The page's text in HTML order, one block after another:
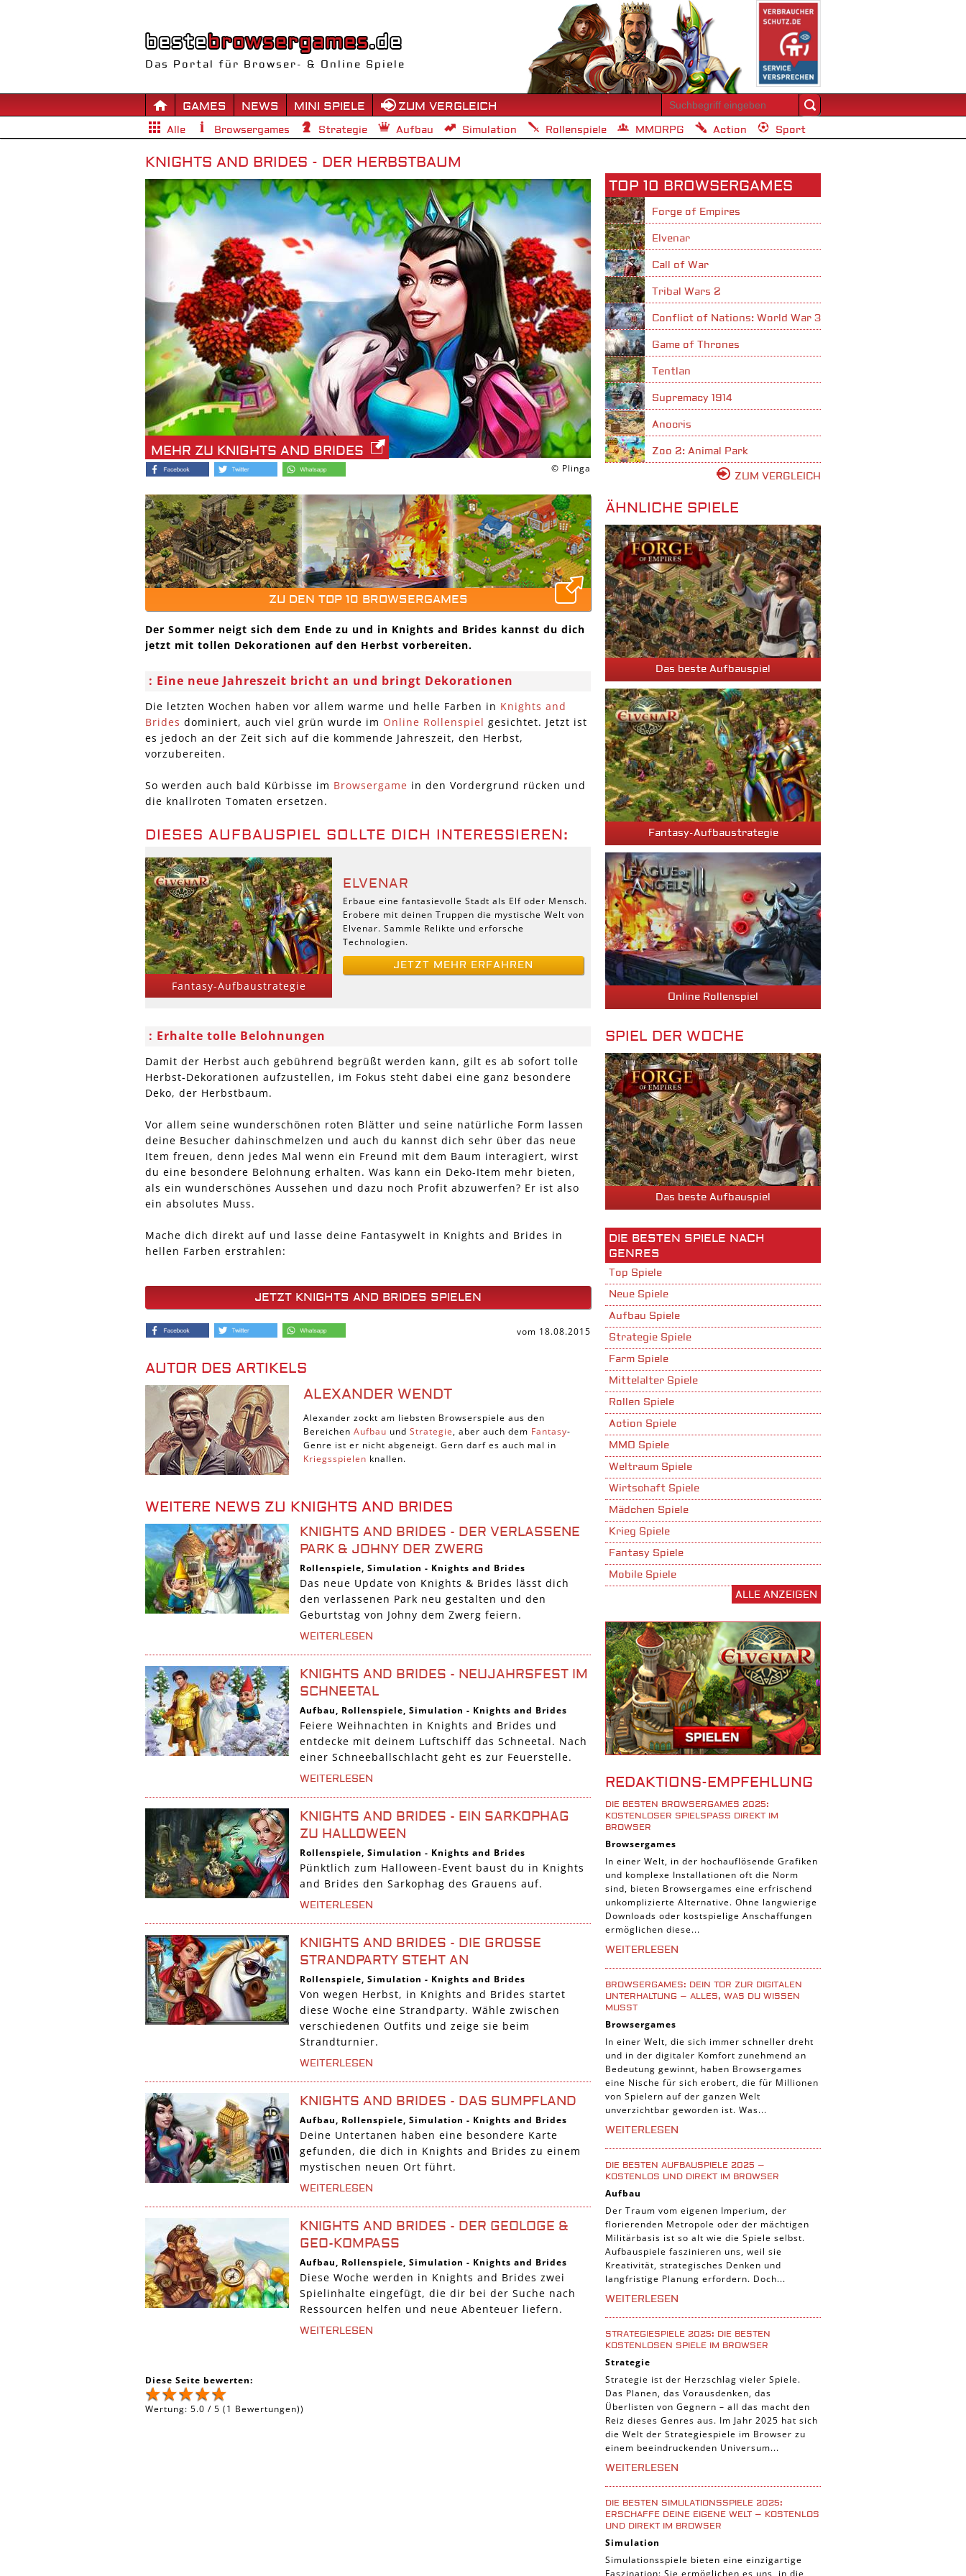
Das Portal für Browser- & Online Spiele
GAMES NEWS MINI SPIELE ZUM VERGLEICH
Alle Browsergames Strategie Aufbau Simulation Rollenspiele MMORPG Action Sport
KNIGHTS AND BRIDES - DER HERBSTBAUM
MEHR ZU KNIGHTS AND BRIDES
© Plinga
ZU DEN TOP 10 BROWSERGAMES
Der Sommer neigt sich dem Ende zu und in Knights and Brides kannst du dich
jetzt mit tollen Dekorationen auf den Herbst vorbereiten.
Eine neue Jahreszeit bricht an und bringt Dekorationen
Die letzten Wochen haben vor allem warme und helle Farben in Knights and
Brides dominiert, auch viel grün wurde im Online Rollenspiel gesichtet. Jetzt ist
es jedoch an der Zeit sich auf die kommende Jahreszeit, den Herbst,
vorzubereiten.
So werden auch bald Kürbisse im Browsergame in den Vordergrund rücken und
die knallroten Tomaten ersetzen.
DIESES AUFBAUSPIEL SOLLTE DICH INTERESSIEREN:
Fantasy-Aufbaustrategie
ELVENAR
Erbaue eine fantasievolle Stadt als Elf oder Mensch.
Erobere mit deinen Truppen die mystische Welt von
Elvenar. Sammle Relikte und erforsche
Technologien.
JETZT MEHR ERFAHREN
Erhalte tolle Belohnungen
Damit der Herbst auch gebührend begrüßt werden kann, gilt es ab sofort tolle
Herbst-Dekorationen aufzustellen, im Fokus steht dabei eine ganz besondere
Deko, der Herbstbaum.
Vor allem seine wunderschönen roten Blätter und seine natürliche Form lassen
deine Besucher dahinschmelzen und auch du kannst dich sehr über das neue
Item freuen, denn jedes Mal wenn ein Freund mit dem Baum interagiert, wirst
du eine besondere Belohnung erhalten. Was kann ein Deko-Item mehr bieten,
als ein wunderschönes Aussehen und dazu noch Profit abzuwerfen? Er ist also
ein absolutes Muss.
Mache dich direkt auf und lasse deine Fantasywelt in Knights and Brides in
hellen Farben erstrahlen:
JETZT KNIGHTS AND BRIDES SPIELEN
vom 18.08.2015
AUTOR DES ARTIKELS
ALEXANDER WENDT
Alexander zockt am liebsten Browserspiele aus den
Bereichen Aufbau und Strategie, aber auch dem Fantasy-
Genre ist er nicht abgeneigt. Gern darf es auch mal in
Kriegsspielen knallen.
WEITERE NEWS ZU KNIGHTS AND BRIDES
KNIGHTS AND BRIDES - DER VERLASSENE
PARK & JOHNY DER ZWERG
Rollenspiele, Simulation - Knights and Brides
Das neue Update von Knights & Brides lässt dich
den verlassenen Park neu gestalten und den
Geburtstag von Johny dem Zwerg feiern.
WEITERLESEN
KNIGHTS AND BRIDES - NEUJAHRSFEST IM
SCHNEETAL
Aufbau, Rollenspiele, Simulation - Knights and Brides
Feiere Weihnachten in Knights and Brides und
entdecke mit deinem Luftschiff das Schneetal. Nach
einer Schneeballschlacht geht es zur Feuerstelle.
WEITERLESEN
KNIGHTS AND BRIDES - EIN SARKOPHAG
ZU HALLOWEEN
Rollenspiele, Simulation - Knights and Brides
Pünktlich zum Halloween-Event baust du in Knights
and Brides den Sarkophag des Grauens auf.
WEITERLESEN
KNIGHTS AND BRIDES - DIE GROSSE S
TRANDPARTY STEHT AN
Rollenspiele, Simulation - Knights and Brides
Von wegen Herbst, in Knights and Brides startet
diese Woche eine Strandparty. Wähle zwischen
verschiedenen Outfits und zeige sie beim
Strandturnier.
WEITERLESEN
KNIGHTS AND BRIDES - DAS SUMPFLAND
Aufbau, Rollenspiele, Simulation - Knights and Brides
Deine Untertanen haben eine besondere Karte
gefunden, die dich in Knights and Brides zu einem
mystischen neuen Ort führt.
WEITERLESEN
KNIGHTS AND BRIDES - DER GEOLOGE &
GEO-KOMPASS
Aufbau, Rollenspiele, Simulation - Knights and Brides
Diese Woche werden in Knights and Brides zwei
Spielinhalte eingefügt, die dir bei der Suche nach
Ressourcen helfen und neue Abenteuer liefern.
WEITERLESEN
Diese Seite bewerten:
Wertung: 5.0 / 5 (1 Bewertungen))
TOP 10 BROWSERGAMES
Forge of Empires
Elvenar
Call of War
Tribal Wars 2
Conflict of Nations: World War 3
Game of Thrones
Tentlan
Supremacy 1914
Anocris
Zoo 2: Animal Park
ZUM VERGLEICH
ÄHNLICHE SPIELE
Das beste Aufbauspiel
Fantasy-Aufbaustrategie
Online Rollenspiel
SPIEL DER WOCHE
Das beste Aufbauspiel
DIE BESTEN SPIELE NACH
GENRES
Top Spiele
Neue Spiele
Aufbau Spiele
Strategie Spiele
Farm Spiele
Mittelalter Spiele
Rollen Spiele
Action Spiele
MMO Spiele
Weltraum Spiele
Wirtschaft Spiele
Mädchen Spiele
Krieg Spiele
Fantasy Spiele
Mobile Spiele
Download Spiele
3D Spiele
Tablet Spiele
Android Spiele
iPhone Spiele
iOS Spiele
Cross-Platform Spiele
iPad Spiele
Denk Spiele
Piraten Spiele
Sport Spiele
Pferde Spiele
Simulation Spiele
Abenteuer Spiele
Online Spiele
3-Gewinnt Spiele
Trading Card Spiele
Manager Spiele
ALLE ANZEIGEN
REDAKTIONS-EMPFEHLUNG
DIE BESTEN BROWSERGAMES 2025:
KOSTENLOSER SPIELSPASS DIREKT IM B
ROWSER
Browsergames
In einer Welt, in der hochauflösende Grafiken
und komplexe Installationen oft die Norm
sind, bieten Browsergames eine erfrischend
unkomplizierte Alternative. Ohne langwierige
Downloads oder kostspielige Anschaffungen
ermöglichen diese...
WEITERLESEN
BROWSERGAMES: DEIN TOR ZUR DIGITALEN
UNTERHALTUNG – ALLES, WAS DU WISSEN
MUSST
Browsergames
In einer Welt, die sich immer schneller dreht
und in der digitaler Komfort zunehmend an
Bedeutung gewinnt, haben Browsergames
eine Nische für sich erobert, die für Millionen
von Spielern auf der ganzen Welt
unverzichtbar geworden ist. Was...
WEITERLESEN
DIE BESTEN AUFBAUSPIELE 2025 –
KOSTENLOS UND DIREKT IM BROWSER
Aufbau
Der Traum vom eigenen Imperium, der
florierenden Metropole oder der mächtigen
Militärbasis ist so alt wie die Spiele selbst.
Aufbauspiele faszinieren uns, weil sie
Kreativität, strategisches Denken und
langfristige Planung erfordern. Doch...
WEITERLESEN
STRATEGIESPIELE 2025: DIE BESTEN
KOSTENLOSEN SPIELE IM BROWSER
Strategie
Strategie ist der Herzschlag vieler Spiele.
Das Planen, das Vorausdenken, das
Überlisten von Gegnern – all das macht den
Reiz dieses Genres aus. Im Jahr 2025 hat sich
die Welt der Strategiespiele im Browser zu
einem beeindruckenden Universum...
WEITERLESEN
DIE BESTEN SIMULATIONSSPIELE 2025:
ERSCHAFFE DEINE EIGENE WELT – KOSTENLOS
UND DIREKT IM BROWSER
Simulation
Simulationsspiele bieten eine einzigartige
Faszination: Sie ermöglichen es uns, in die